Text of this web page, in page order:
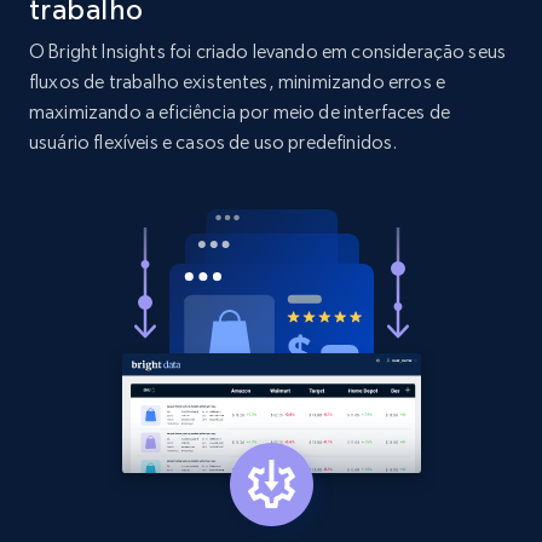
2.1K+ 375+ Comece agora
URL, Product id, Listing inventory id, Title, Rating,
Reviews count shop, Reviews count item, Initial
price, and more.
1.9K+ 323+ Comece agora
Etsy - Collect data on products using
specified keywords
URL, Product id, Listing inventory id, Title, Rating,
trabalho
O Bright Insights foi criado levando em consideração seus
fluxos de trabalho existentes, minimizando erros e
maximizando a eficiência por meio de interfaces de
usuário flexíveis e casos de uso predefinidos.